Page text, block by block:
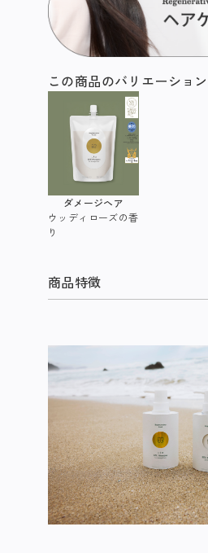
この商品のバリエーショ
ダメージヘア
ウッディローズの香
り
商品特徴